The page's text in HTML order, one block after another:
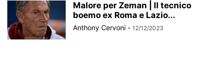
Malore per Zeman | Il tecnico
boemo ex Roma e Lazio...
Anthony Cervoni - 12/12/2023